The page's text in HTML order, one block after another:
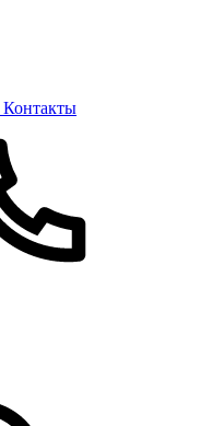
Контакты